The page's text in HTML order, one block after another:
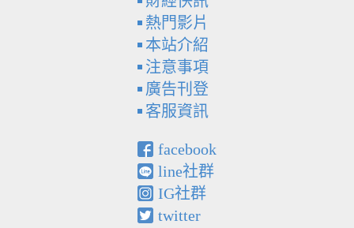
熱門影片
本站介紹
注意事項
廣告刊登
客服資訊
facebook
line社群
IG社群
twitter